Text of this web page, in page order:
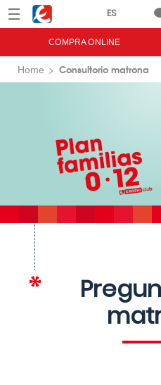
Menú Eroski
COMPRA ONLINE
Home Consultorio matrona